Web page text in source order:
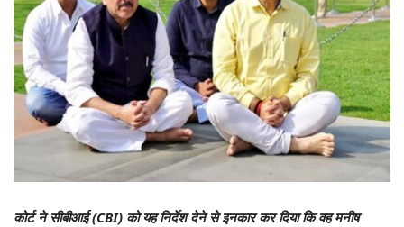
कोर्ट ने सीबीआई (CBI) को यह निर्देश देने से इनकार कर दिया कि वह मनीष